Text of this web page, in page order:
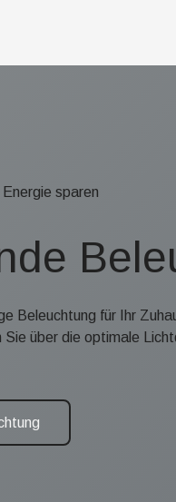
sparen
Beleuchtung für Ihr
über die optimale